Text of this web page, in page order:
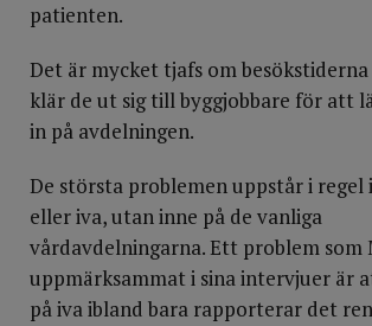
patienten.
Det är mycket tjafs om
klär de ut sig till byggjobbare för att
in på avdelningen.
De största problemen uppstår i regel
eller iva, utan inne på de vanliga
vårdavdelningarna. Ett problem som
uppmärksammat i sina intervjuer är
på iva ibland bara rapporterar det